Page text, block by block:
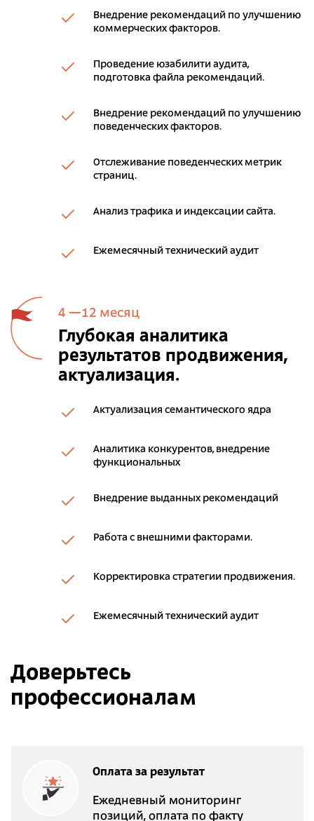
Внедрение рекомендаций по улучшению
коммерческих факторов.
Проведение юзабилити аудита,
подготовка файла рекомендаций.
Внедрение рекомендаций по улучшению
поведенческих факторов.
Отслеживание поведенческих метрик
страниц.
Анализ трафика и индексации сайта.
Ежемесячный технический аудит
4 —12 месяц
Глубокая аналитика
результатов продвижения,
актуализация.
Актуализация семантического ядра
Аналитика конкурентов, внедрение
функциональных
Внедрение выданных рекомендаций
Работа с внешними факторами.
Корректировка стратегии продвижения.
Ежемесячный технический аудит
Доверьтесь
профессионалам
Оплата за результат
Ежедневный мониторинг
позиций, оплата по факту